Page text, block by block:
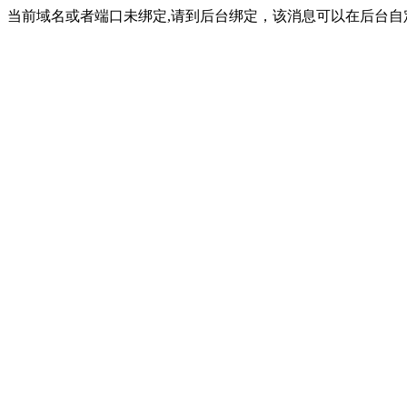
当前域名或者端口未绑定,请到后台绑定，该消息可以在后台自